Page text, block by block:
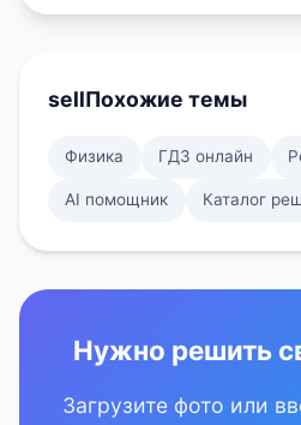
sellПохожие темы
Физика ГДЗ онлайн
AI помощник Каталог
Нужно решить
Загрузите фото или